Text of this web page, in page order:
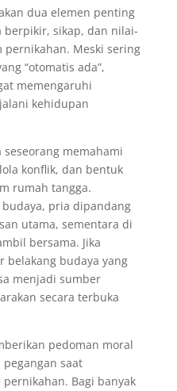
dua elemen penting
berpikir, sikap, dan nilai-
pernikahan. Meski sering
“otomatis ada”,
memengaruhi
kehidupan
memahami
konflik, dan bentuk
rumah tangga.
pria dipandang
utama, sementara di
bersama. Jika
belakang budaya yang
menjadi sumber
secara terbuka
pedoman moral
saat
Bagi banyak